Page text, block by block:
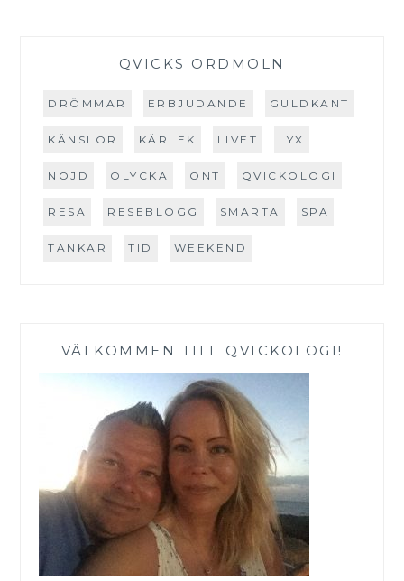
QVICKS ORDMOLN
DRÖMMAR ERBJUDANDE GULDKANT
KÄNSLOR KÄRLEK LIVET LYX
NÖJD OLYCKA ONT QVICKOLOGI
RESA RESEBLOGG SMÄRTA SPA
TANKAR TID WEEKEND
VÄLKOMMEN TILL QVICKOLOGI!